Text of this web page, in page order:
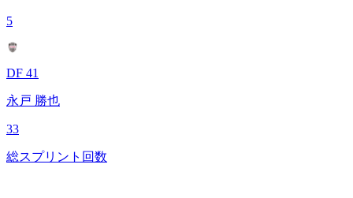
5
DF 41
永戸 勝也
33
総スプリント回数